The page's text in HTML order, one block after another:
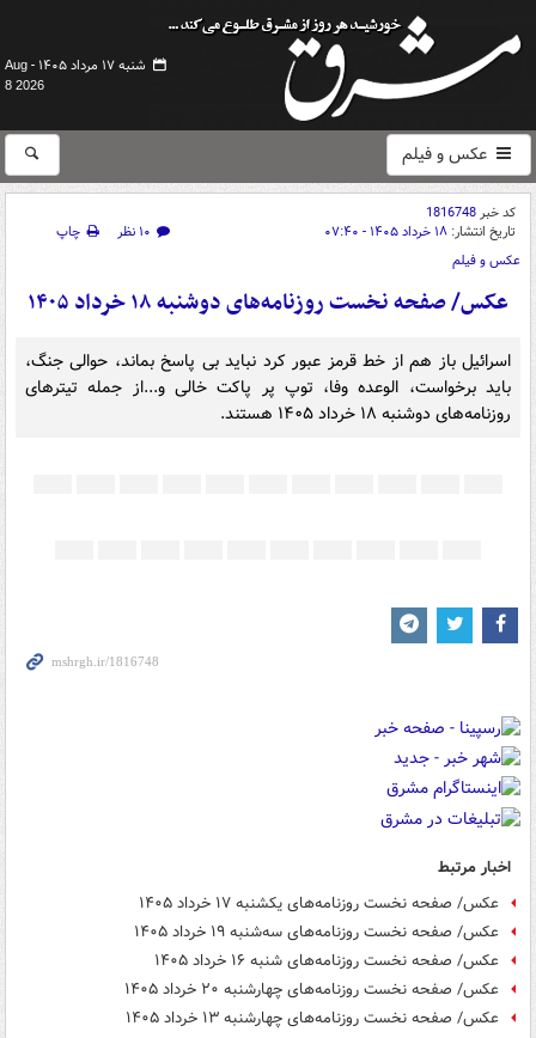
شنبه ۱۷ مرداد ۱۴۰۵ -
Aug
8 2026
عکس و فیلم
کد خبر1816748
تاریخ انتشار: ۱۸ خرداد ۱۴۰۵ - ۰۷:۴۰ ۱۰ نظر
چاپ
عکس و فیلم
عکس/ صفحه نخست روزنامه‌های دوشنبه ۱۸ خرداد ۱۴۰۵
اسرائیل باز هم از خط قرمز عبور کرد نباید بی پاسخ بماند، حوالی جنگ،
باید برخواست، الوعده وفا، توپ پر پاکت خالی و...از جمله تیترهای
روزنامه‌های دوشنبه ۱۸ خرداد ۱۴۰۵ هستند.
اخبار مرتبط
عکس/ صفحه نخست روزنامه‌های یکشنبه ۱۷ خرداد ۱۴۰۵
عکس/ صفحه نخست روزنامه‌های سه‌شنبه ۱۹ خرداد ۱۴۰۵
عکس/ صفحه نخست روزنامه‌های ‌شنبه ۱۶ خرداد ۱۴۰۵
عکس/ صفحه نخست روزنامه‌های چهارشنبه ۲۰ خرداد ۱۴۰۵
عکس/ صفحه نخست روزنامه‌های چهارشنبه ۱۳ خرداد ۱۴۰۵